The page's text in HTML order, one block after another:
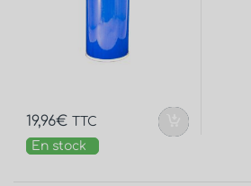
19,96€
TTC
En stock